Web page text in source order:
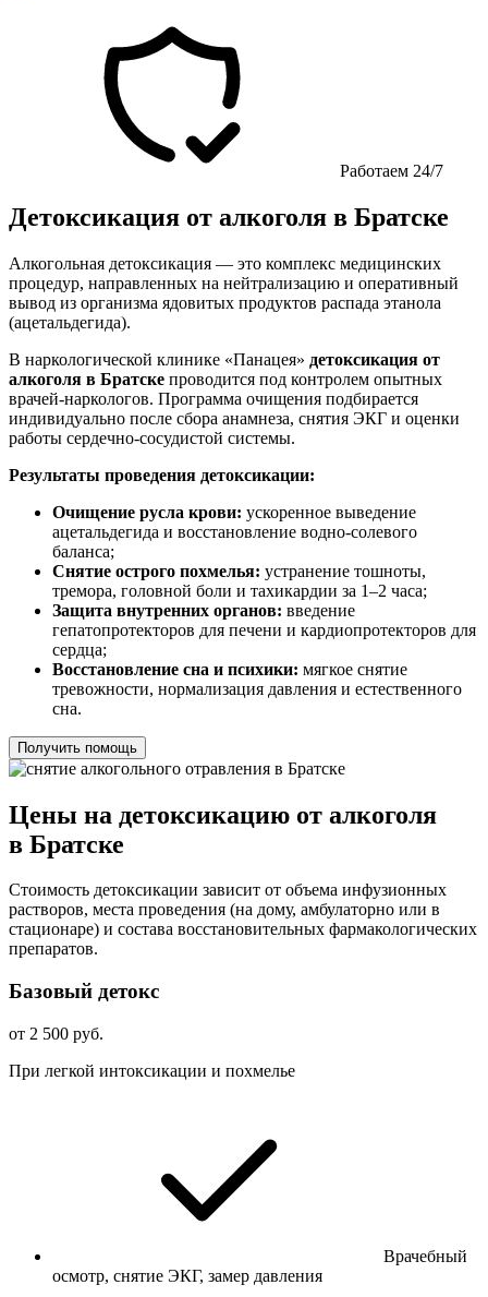
Работаем 24/7
Детоксикация от алкоголя в Братске
Алкогольная детоксикация — это комплекс медицинских
процедур, направленных на нейтрализацию и оперативный
вывод из организма ядовитых продуктов распада этанола
(ацетальдегида).
В наркологической клинике «Панацея» детоксикация от
алкоголя в Братске проводится под контролем опытных
врачей-наркологов. Программа очищения подбирается
индивидуально после сбора анамнеза, снятия ЭКГ и оценки
работы сердечно-сосудистой системы.
Результаты проведения детоксикации:
Очищение русла крови: ускоренное выведение
ацетальдегида и восстановление водно-солевого
баланса;
Снятие острого похмелья: устранение тошноты,
тремора, головной боли и тахикардии за 1–2 часа;
Защита внутренних органов: введение
гепатопротекторов для печени и кардиопротекторов для
сердца;
Восстановление сна и психики: мягкое снятие
тревожности, нормализация давления и естественного
сна.
Получить помощь
Цены на детоксикацию от алкоголя
в Братске
Стоимость детоксикации зависит от объема инфузионных
растворов, места проведения (на дому, амбулаторно или в
стационаре) и состава восстановительных фармакологических
препаратов.
Базовый детокс
от 2 500 руб.
При легкой интоксикации и похмелье
Врачебный
осмотр, снятие ЭКГ, замер давления